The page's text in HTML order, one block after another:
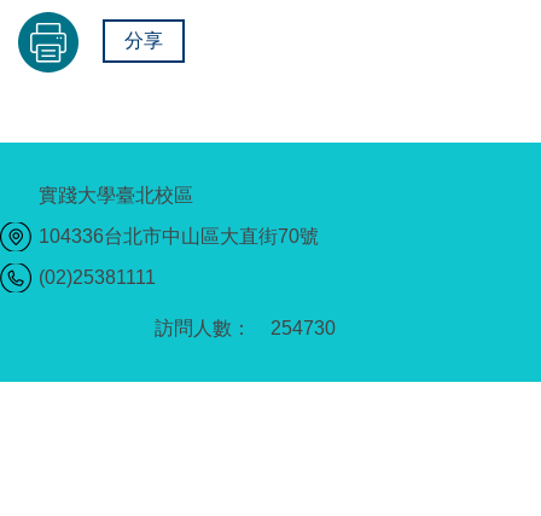
分享
254730
實踐大學臺北校區
104336台北市中山區大直街70號
(02)25381111